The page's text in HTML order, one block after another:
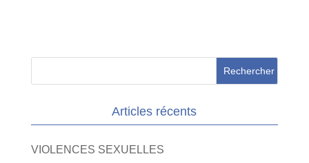
Articles récents
VIOLENCES SEXUELLES